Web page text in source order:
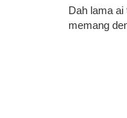
Dah lama ai
memang